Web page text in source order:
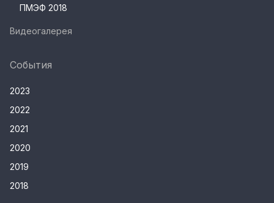
ПМЭФ 2018
Видеогалерея
События
2023
2022
2021
2020
2019
2018